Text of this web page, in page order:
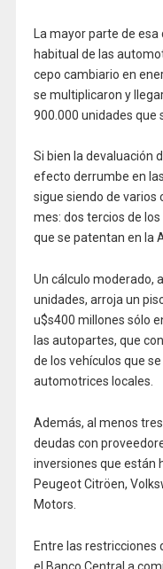
La mayor parte de
habitual de las
cepo cambiario en
se multiplicaron y
900.000 unidades que
Si bien la devaluación
efecto derrumbe en
sigue siendo de varios
mes: dos tercios de
que se patentan en la
Un cálculo moderado,
unidades, arroja un
u$s400 millones sólo
las autopartes, que
de los vehículos que
automotrices locales.
Además, al menos
deudas con
inversiones que están
Peugeot Citröen,
Motors.
Entre las restricciones
el Banco Central a